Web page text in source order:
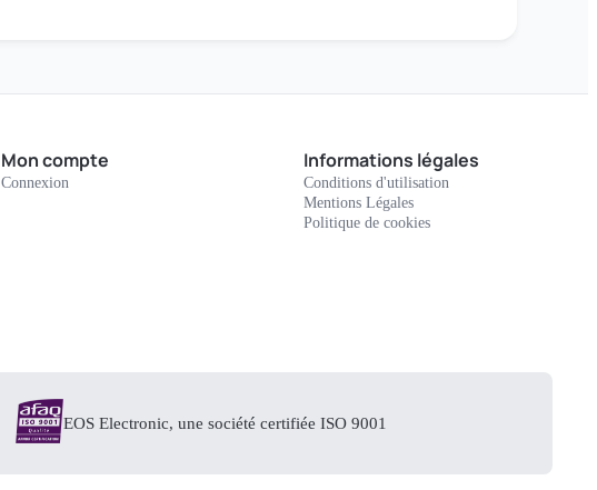
Mon compte
Connexion
Informations légales
Conditions d'utilisation
Mentions Légales
Politique de cookies
EOS Electronic, une société certifiée ISO 9001